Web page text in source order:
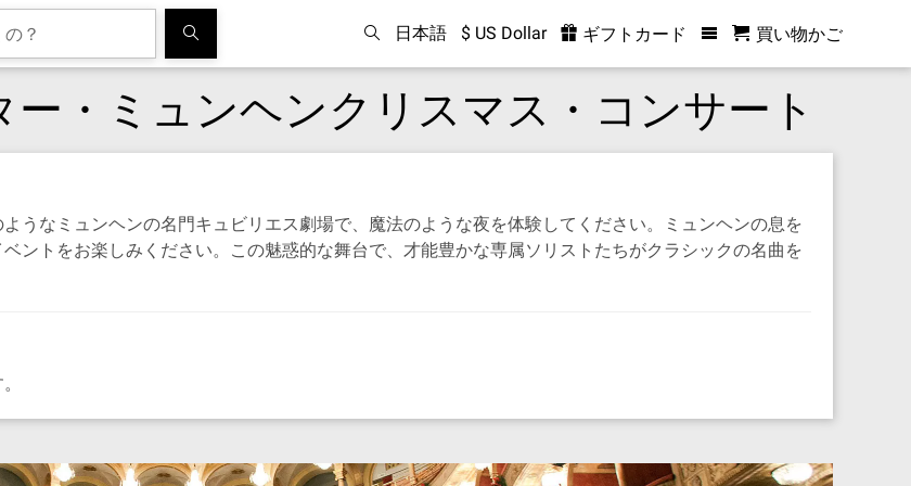
日本語 $ US Dollar ギフトカード 買い物かご
・ミュンヘンクリスマス・コンサート
うなミュンヘンの名門キュビリエス劇場で、魔法のような夜を体験してください。ミュンヘンの息を
ントをお楽しみください。この魅惑的な舞台で、才能豊かな専属ソリストたちがクラシックの名曲を